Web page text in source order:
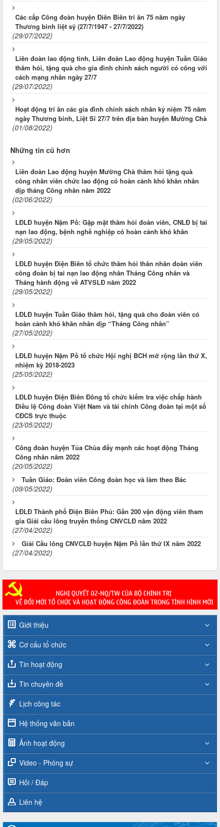
Các cấp Công đoàn huyện Điên Biên tri ân 75 năm ngày
Thương binh liệt sỹ (27/7/1947 - 27/7/2022)
(29/07/2022)
Liên đoàn lao động tỉnh, Liên đoàn Lao động huyện Tuần Giáo
thăm hỏi, tặng quà cho gia đình chính sách người có công với
cách mạng nhân ngày 27/7
(29/07/2022)
Hoạt động tri ân các gia đình chính sách nhân kỷ niệm 75 năm
ngày Thương binh, Liệt Sĩ 27/7 trên địa bàn huyện Mường Chà
(01/08/2022)
Những tin cũ hơn
Liên đoàn Lao động huyện Mường Chà thăm hỏi tặng quà
công nhân viên chức lao động có hoàn cảnh khó khăn nhân
dịp tháng Công nhân năm 2022
(02/06/2022)
LĐLĐ huyện Nậm Pồ: Gặp mặt thăm hỏi đoàn viên, CNLĐ bị tai
nạn lao động, bệnh nghề nghiệp có hoàn cảnh khó khăn
(29/05/2022)
LĐLĐ huyện Điện Biên tổ chức thăm hỏi thân nhân đoàn viên
công đoàn bị tai nạn lao động nhân Tháng Công nhân và
Tháng hành động về ATVSLĐ năm 2022
(29/05/2022)
LĐLĐ huyện Tuần Giáo thăm hỏi, tặng quà cho đoàn viên có
hoàn cảnh khó khăn nhân dịp “Tháng Công nhân”
(27/05/2022)
LĐLĐ huyện Nậm Pồ tổ chức Hội nghị BCH mở rộng lần thứ X,
nhiệm kỳ 2018-2023
(25/05/2022)
LĐLĐ huyện Điện Biên Đông tổ chức kiểm tra việc chấp hành
Điều lệ Công đoàn Việt Nam và tài chính Công đoàn tại một số
CĐCS trực thuộc
(23/05/2022)
Công đoàn huyện Tủa Chùa đẩy mạnh các hoạt động Tháng
Công nhân năm 2022
(20/05/2022)
Tuần Giáo: Đoàn viên Công đoàn học và làm theo Bác
(09/05/2022)
LĐLĐ Thành phố Điện Biên Phủ: Gần 200 vận động viên tham
gia Giải cầu lông truyền thống CNVCLĐ năm 2022
(27/04/2022)
Giải Cầu lông CNVCLĐ huyện Nậm Pồ lần thứ IX năm 2022
(27/04/2022)
Giới thiệu
Cơ cấu tổ chức
Tin hoạt động
Tin chuyên đề
Lịch công tác
Hệ thống văn bản
Ảnh hoạt động
Video - Phóng sự
Hỏi / Đáp
Liên hệ